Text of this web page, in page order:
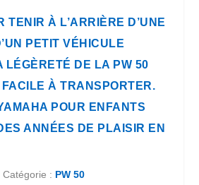
TENIR À L’ARRIÈRE D’UNE
PETIT VÉHICULE
LÉGÈRETÉ DE LA PW 50
À TRANSPORTER.
POUR ENFANTS
ANNÉES DE PLAISIR EN
Catégorie : PW 50